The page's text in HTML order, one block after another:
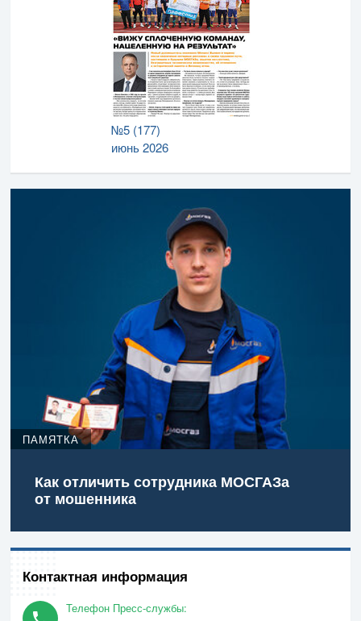
№5 (177)
июнь 2026
ПАМЯТКА
Как отличить сотрудника МОСГАЗа
от мошенника
Контактная информация
Телефон Пресс-службы: